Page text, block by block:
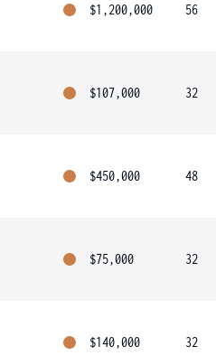
$1,200,000
56
$107,000
32
$450,000
48
$75,000
32
$140,000
32